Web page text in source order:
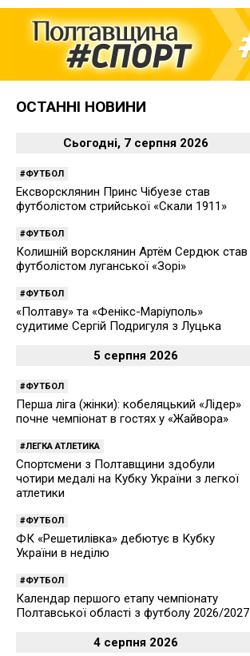
ОСТАННІ НОВИНИ
Сьогодні, 7 серпня 2026
ФУТБОЛ
Ексворсклянин Принс Чібуезе став
футболістом стрийської «Скали 1911»
ФУТБОЛ
Колишній ворсклянин Артём Сердюк став
футболістом луганської «Зорі»
ФУТБОЛ
«Полтаву» та «Фенікс-Маріуполь»
судитиме Сергій Подригуля з Луцька
5 серпня 2026
ФУТБОЛ
Перша ліга (жінки): кобеляцький «Лідер»
почне чемпіонат в гостях у «Жайвора»
ЛЕГКА АТЛЕТИКА
Спортсмени з Полтавщини здобули
чотири медалі на Кубку України з легкої
атлетики
ФУТБОЛ
ФК «Решетилівка» дебютує в Кубку
України в неділю
ФУТБОЛ
Календар першого етапу чемпіонату
Полтавської області з футболу 2026/2027
4 серпня 2026